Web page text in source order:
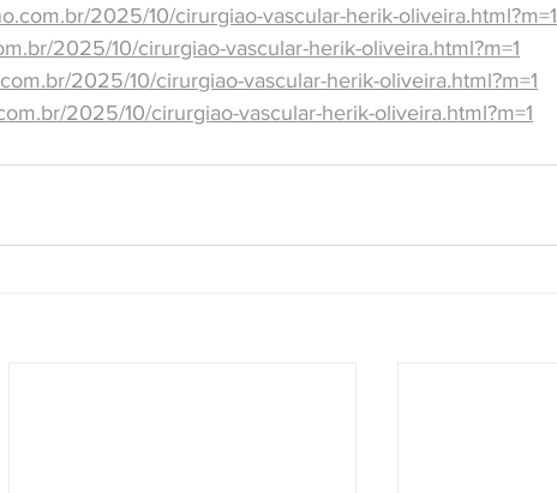
2025/10/cirurgiao-vascular-herik-oliveira.html?m=1
2025/10/cirurgiao-vascular-herik-oliveira.html?m=1
2025/10/cirurgiao-vascular-herik-oliveira.html?m=1
2025/10/cirurgiao-vascular-herik-oliveira.html?m=1